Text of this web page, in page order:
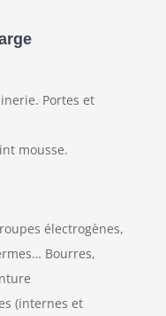
Portes et
mousse.
électrogènes,
Bourres,
(internes et